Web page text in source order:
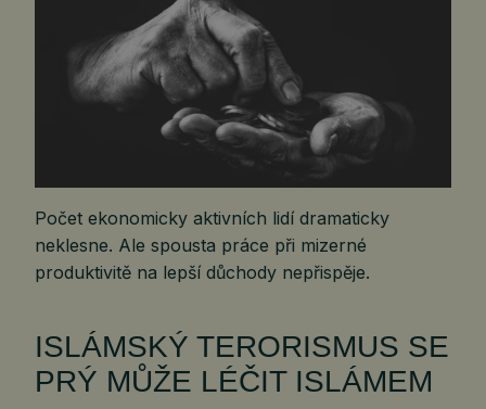
Počet ekonomicky aktivních lidí dramaticky
neklesne. Ale spousta práce při mizerné
produktivitě na lepší důchody nepřispěje.
ISLÁMSKÝ TERORISMUS SE
PRÝ MŮŽE LÉČIT ISLÁMEM